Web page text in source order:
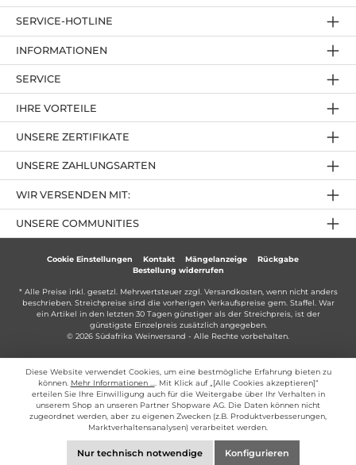
SERVICE-HOTLINE
IHRE VORTEILE
UNSERE ZAHLUNGSARTEN
UNSERE ZERTIFIKATE
INFORMATIONEN
SERVICE
UNSERE COMMUNITIES
WIR VERSENDEN MIT:
Cookie Einstellungen Kontakt Mängelanzeige
Rückgabe
Bestellung widerrufen
* Alle Preise inkl. gesetzl. Mehrwertsteuer zzgl. Versandkosten, wenn nicht anders
beschrieben. Streichpreise sind die vorherigen Verkaufspreise gem. Staffel. War
ein Artikel in den letzten 30 Tagen günstiger als der Streichpreis, ist der
günstigste Einzelpreis zusätzlich angegeben.
© 2026 Südafrika Weinversand - Alle Rechte vorbehalten.
Diese Website verwendet Cookies, um eine bestmögliche Erfahrung bieten zu
können. Mehr Informationen ...
. Mit Klick auf „[Alle Cookies akzeptieren]“
erteilen Sie Ihre Einwilligung auch für die Weitergabe über Ihr Verhalten in
unserem Shop an unseren Partner Shopware AG. Die Daten können nicht
zugeordnet werden, aber zu eigenen Zwecken (z.B. Produktverbesserungen,
Marktverhaltensanalysen) verarbeitet werden.
Nur technisch notwendige Konfigurieren